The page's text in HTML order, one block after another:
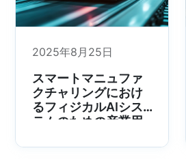
2025年8月25日
スマートマニュファ
クチャリングにおけ
るフィジカルAIシス
テムのための産業用